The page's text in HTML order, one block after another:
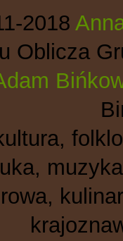
2018
Oblicza